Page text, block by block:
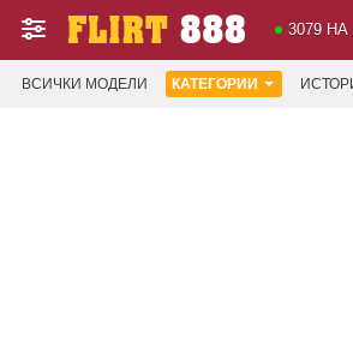
3079
ВСИЧКИ МОДЕЛИ КАТЕГОРИИ